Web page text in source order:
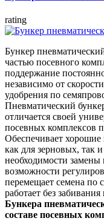
rating
Бункер
частью посевного
поддержание
независимо от
удобрения по
Пневматический
отличается своей
посевных комплексов
Обеспечивает хорошие
как для зерновых, так
необходимости
возможности
перемещает семена по
работает без
Бункера
составе посевных